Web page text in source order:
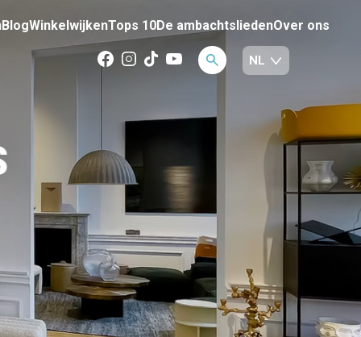
BlogWinkelwijkenTops 10De ambachtsliedenOver ons